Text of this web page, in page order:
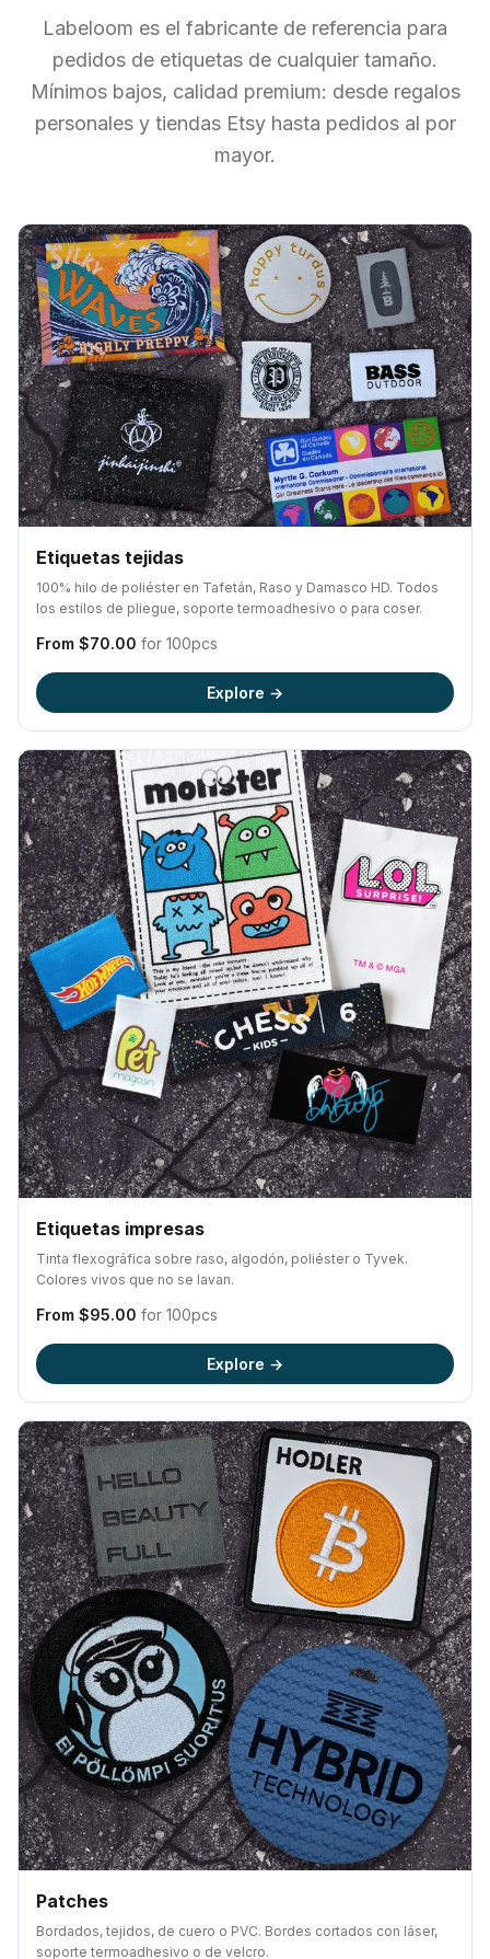
Labeloom es el fabricante de referencia para
pedidos de etiquetas de cualquier tamaño.
Mínimos bajos, calidad premium: desde regalos
personales y tiendas Etsy hasta pedidos al por
mayor.
Etiquetas tejidas
100% hilo de poliéster en Tafetán, Raso y Damasco HD. Todos
los estilos de pliegue, soporte termoadhesivo o para coser.
From $70.00 for 100pcs
Explore →
Etiquetas impresas
Tinta flexográfica sobre raso, algodón, poliéster o Tyvek.
Colores vivos que no se lavan.
From $95.00 for 100pcs
Explore →
Patches
Bordados, tejidos, de cuero o PVC. Bordes cortados con láser,
soporte termoadhesivo o de velcro.